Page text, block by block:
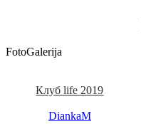
FotoGalerija
Клуб life 2019
DiankaM